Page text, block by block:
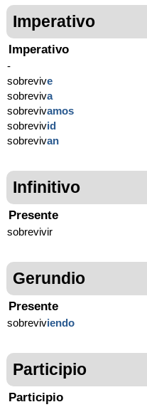
Imperativo
Imperativo
-
sobrevive
sobreviva
sobrevivamos
sobrevivid
sobrevivan
Infinitivo
Presente
sobrevivir
Gerundio
Presente
sobreviviendo
Participio
Participio